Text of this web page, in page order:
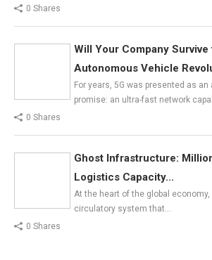
0 Shares
Will Your Company Survive
Autonomous Vehicle
For years, 5G was presented as
promise: an ultra-fast network
0 Shares
Ghost Infrastructure:
Logistics Capacity...
At the heart of the global
circulatory system that…
0 Shares